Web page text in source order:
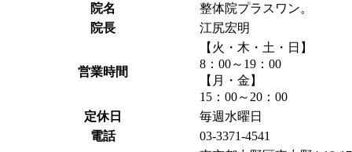
院名
整体院プラスワン。
院長
江尻宏明
営業時間
【火・木・土・日】
8：00～19：00
【月・金】
15：00～20：00
定休日
毎週水曜日
電話
03-3371-4541